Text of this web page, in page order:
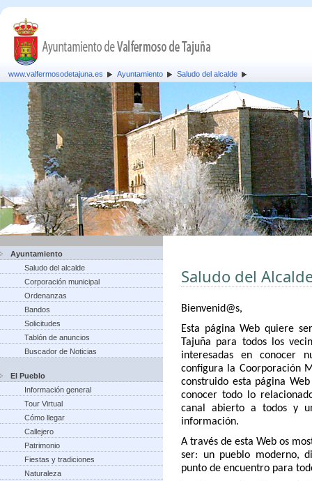
www.valfermosodetajuna.es Ayuntamiento Saludo del alcalde
Ayuntamiento
Saludo del alcalde
Corporación municipal
Ordenanzas
Bandos
Solicitudes
Tablón de anuncios
Buscador de Noticias
El Pueblo
Información general
Tour Virtual
Cómo llegar
Callejero
Patrimonio
Fiestas y tradiciones
Naturaleza
Saludo del
Bienvenid@s,
Esta página Web quiere
Tajuña para todos los
interesadas en conocer
configura la Coorporación
construido esta página
conocer todo lo
canal abierto a todos y
información.
A través de esta Web os
ser: un pueblo moderno,
punto de encuentro para